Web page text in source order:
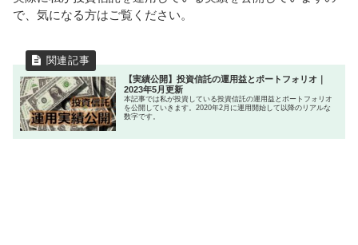
で、気になる方はご覧ください。
【実績公開】投資信託の運用益とポートフォリオ｜
2023年5月更新
本記事では私が投資している投資信託の運用益とポートフォリオ
を公開していきます。2020年2月に運用開始して以降のリアルな
数字です。